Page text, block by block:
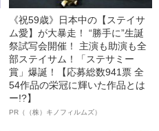
《祝59歳》日本中の【ステイサ
ム愛】が大暴走！ “勝手に”生誕
祭試写会開催！ 主演も助演も全
部ステイサム！「ステサミー
賞」爆誕！【応募総数941票 全
54作品の栄冠に輝いた作品とは
ー!?】
PR（（株）キノフィルムズ）